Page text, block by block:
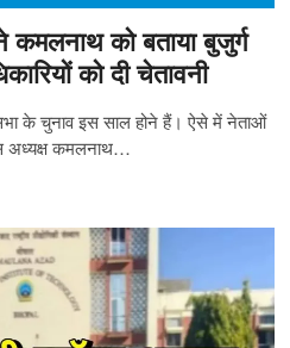
को बताया बुजुर्ग
को दी चेतावनी
के चुनाव इस साल होने हैं। ऐसे में नेताओं
अध्यक्ष कमलनाथ…